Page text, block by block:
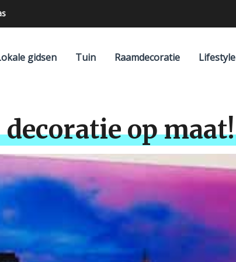
gidsen Tuin Raamdecoratie Lifestyle
op maat!